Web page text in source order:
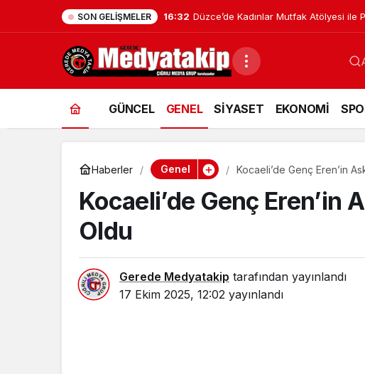
SON GELIŞMELER 16:32 Düzce’de Kadınlar Mutfak Atölyesi ile
GÜNCEL GENEL SİYASET EKONOMİ
Haberler Genel Kocaeli’de Genç Eren’in
Kocaeli’de Genç Eren’in
Oldu
Gerede Medyatakip tarafından yayınlandı
17 Ekim 2025, 12:02 yayınlandı